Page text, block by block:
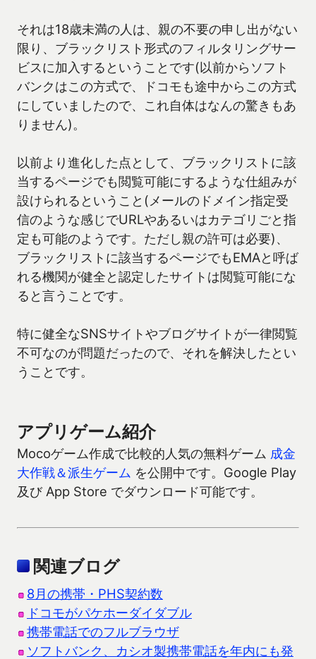
それは18歳未満の人は、親の不要の申し出がない
限り、ブラックリスト形式のフィルタリングサー
ビスに加入するということです(以前からソフト
バンクはこの方式で、ドコモも途中からこの方式
にしていましたので、これ自体はなんの驚きもあ
りません)。
以前より進化した点として、ブラックリストに該
当するページでも閲覧可能にするような仕組みが
設けられるということ(メールのドメイン指定受
信のような感じでURLやあるいはカテゴリごと指
定も可能のようです。ただし親の許可は必要)、
ブラックリストに該当するページでもEMAと呼ば
れる機関が健全と認定したサイトは閲覧可能にな
ると言うことです。
特に健全なSNSサイトやブログサイトが一律閲覧
不可なのが問題だったので、それを解決したとい
うことです。
アプリゲーム紹介
Mocoゲーム作成で比較的人気の無料ゲーム 成金
大作戦＆派生ゲーム を公開中です。Google Play
及び App Store でダウンロード可能です。
関連ブログ
8月の携帯・PHS契約数
ドコモがパケホーダイダブル
携帯電話でのフルブラウザ
ソフトバンク、カシオ製携帯電話を年内にも発